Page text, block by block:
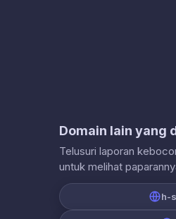
Domain lain yang
Telusuri laporan
untuk melihat
h-